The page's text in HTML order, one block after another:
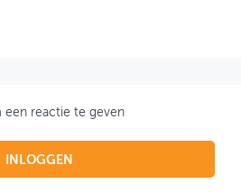
een reactie te geven
INLOGGEN